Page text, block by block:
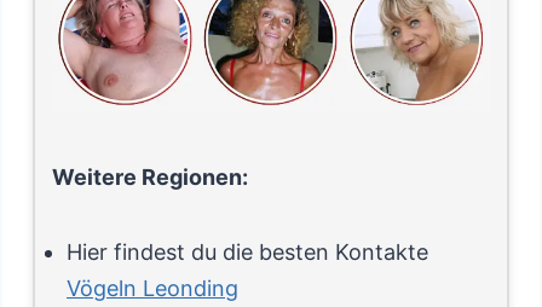
Weitere Regionen:
Hier findest du die besten Kontakte
Vögeln Leonding